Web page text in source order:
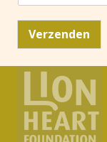
e
-
a
i
Verzenden